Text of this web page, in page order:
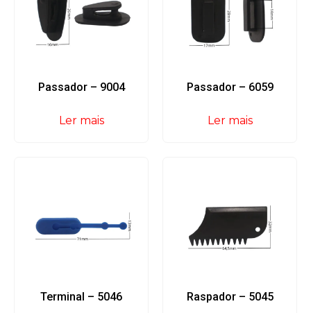
Passador – 9004
Ler mais
Passador – 6059
Ler mais
Terminal – 5046 Raspador – 5045